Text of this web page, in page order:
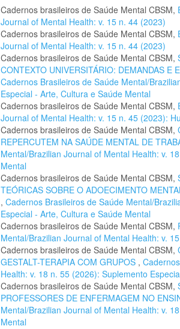
Cadernos brasileiros de Saúde Mental CBSM,
Journal of Mental Health: v. 15 n. 44 (2023)
Cadernos brasileiros de Saúde Mental CBSM,
Journal of Mental Health: v. 15 n. 44 (2023)
Cadernos brasileiros de Saúde Mental CBSM,
CONTEXTO UNIVERSITÁRIO: DEMANDAS E
Cadernos Brasileiros de Saúde Mental/
Especial - Arte, Cultura e Saúde Mental
Cadernos brasileiros de Saúde Mental CBSM,
Journal of Mental Health: v. 15 n. 45 (2023):
Cadernos brasileiros de Saúde Mental CBSM,
REPERCUTEM NA SAÚDE MENTAL DE
Mental/Brazilian Journal of Mental Health: v.
Mental
Cadernos brasileiros de Saúde Mental CBSM,
TEÓRICAS SOBRE O ADOECIMENTO
, Cadernos Brasileiros de Saúde Mental/
Especial - Arte, Cultura e Saúde Mental
Cadernos brasileiros de Saúde Mental CBSM,
Mental/Brazilian Journal of Mental Health: v.
Cadernos brasileiros de Saúde Mental CBSM,
GESTALT-TERAPIA COM GRUPOS ,
Health: v. 18 n. 55 (2026): Suplemento
Cadernos brasileiros de Saúde Mental CBSM,
PROFESSORES DE ENFERMAGEM NO
Mental/Brazilian Journal of Mental Health: v.
Mental